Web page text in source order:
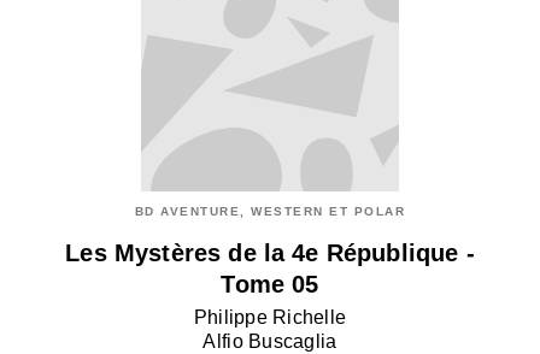
BD AVENTURE, WESTERN ET POLAR
Les Mystères de la 4e République -
Tome 05
Philippe Richelle
Alfio Buscaglia